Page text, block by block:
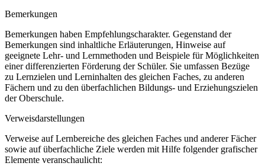
Bemerkungen
Bemerkungen haben Empfehlungscharakter. Gegenstand der
Bemerkungen sind inhaltliche Erläuterungen, Hinweise auf
geeignete Lehr- und Lernmethoden und Beispiele für Möglichkeiten
einer differenzierten Förderung der Schüler. Sie umfassen Bezüge
zu Lernzielen und Lerninhalten des gleichen Faches, zu anderen
Fächern und zu den überfachlichen Bildungs- und Erziehungszielen
der Oberschule.
Verweisdarstellungen
Verweise auf Lernbereiche des gleichen Faches und anderer Fächer
sowie auf überfachliche Ziele werden mit Hilfe folgender grafischer
Elemente veranschaulicht: